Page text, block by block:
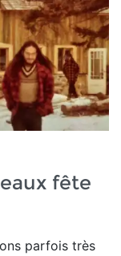
fête
parfois très